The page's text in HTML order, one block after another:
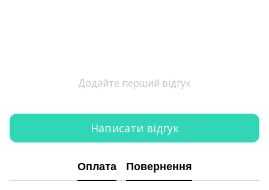
Додайте перший відгук
Написати відгук
Оплата Повернення